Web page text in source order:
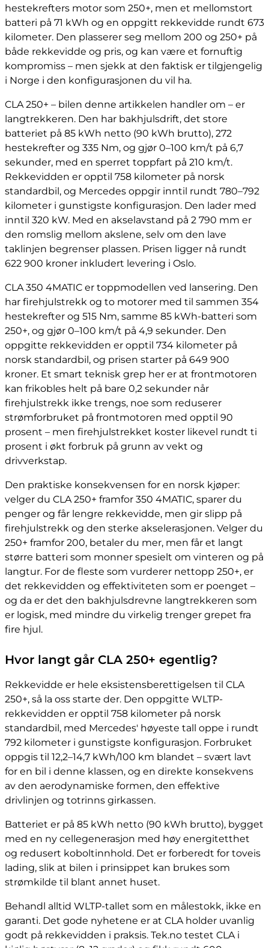
hestekrefters motor som 250+, men et mellomstort
batteri på 71 kWh og en oppgitt rekkevidde rundt 673
kilometer. Den plasserer seg mellom 200 og 250+ på
både rekkevidde og pris, og kan være et fornuftig
kompromiss – men sjekk at den faktisk er tilgjengelig
i Norge i den konfigurasjonen du vil ha.
CLA 250+ – bilen denne artikkelen handler om – er
langtrekkeren. Den har bakhjulsdrift, det store
batteriet på 85 kWh netto (90 kWh brutto), 272
hestekrefter og 335 Nm, og gjør 0–100 km/t på 6,7
sekunder, med en sperret toppfart på 210 km/t.
Rekkevidden er opptil 758 kilometer på norsk
standardbil, og Mercedes oppgir inntil rundt 780–792
kilometer i gunstigste konfigurasjon. Den lader med
inntil 320 kW. Med en akselavstand på 2 790 mm er
den romslig mellom akslene, selv om den lave
taklinjen begrenser plassen. Prisen ligger nå rundt
622 900 kroner inkludert levering i Oslo.
CLA 350 4MATIC er toppmodellen ved lansering. Den
har firehjulstrekk og to motorer med til sammen 354
hestekrefter og 515 Nm, samme 85 kWh-batteri som
250+, og gjør 0–100 km/t på 4,9 sekunder. Den
oppgitte rekkevidden er opptil 734 kilometer på
norsk standardbil, og prisen starter på 649 900
kroner. Et smart teknisk grep her er at frontmotoren
kan frikobles helt på bare 0,2 sekunder når
firehjulstrekk ikke trengs, noe som reduserer
strømforbruket på frontmotoren med opptil 90
prosent – men firehjulstrekket koster likevel rundt ti
prosent i økt forbruk på grunn av vekt og
drivverkstap.
Den praktiske konsekvensen for en norsk kjøper:
velger du CLA 250+ framfor 350 4MATIC, sparer du
penger og får lengre rekkevidde, men gir slipp på
firehjulstrekk og den sterke akselerasjonen. Velger du
250+ framfor 200, betaler du mer, men får et langt
større batteri som monner spesielt om vinteren og på
langtur. For de fleste som vurderer nettopp 250+, er
det rekkevidden og effektiviteten som er poenget –
og da er det den bakhjulsdrevne langtrekkeren som
er logisk, med mindre du virkelig trenger grepet fra
fire hjul.
Hvor langt går CLA 250+ egentlig?
Rekkevidde er hele eksistensberettigelsen til CLA
250+, så la oss starte der. Den oppgitte WLTP-
rekkevidden er opptil 758 kilometer på norsk
standardbil, med Mercedes' høyeste tall oppe i rundt
792 kilometer i gunstigste konfigurasjon. Forbruket
oppgis til 12,2–14,7 kWh/100 km blandet – svært lavt
for en bil i denne klassen, og en direkte konsekvens
av den aerodynamiske formen, den effektive
drivlinjen og totrinns girkassen.
Batteriet er på 85 kWh netto (90 kWh brutto), bygget
med en ny cellegenerasjon med høy energitetthet
og redusert koboltinnhold. Det er forberedt for toveis
lading, slik at bilen i prinsippet kan brukes som
strømkilde til blant annet huset.
Behandl alltid WLTP-tallet som en målestokk, ikke en
garanti. Det gode nyhetene er at CLA holder uvanlig
godt på rekkevidden i praksis. Tek.no testet CLA i